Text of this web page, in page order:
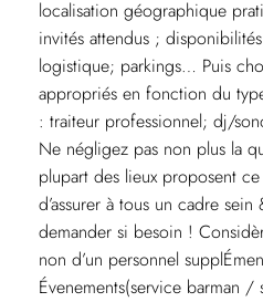
localisation géographique
invités attendus ;
logistique; parkings… Puis
appropriés en fonction du
: traiteur professionnel; dj/
Ne négligez pas non plus la
plupart des lieux proposent
d’assurer à tous un cadre
demander si besoin !
non d’un personnel
Évenements(service barman /